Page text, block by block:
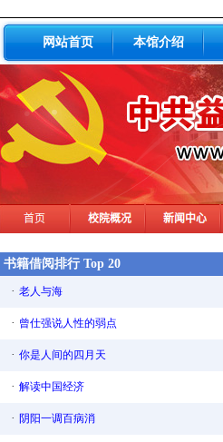
网站首页 本馆介绍
书籍借阅排行 Top 20
· 老人与海
· 曾仕强说人性的弱点
· 你是人间的四月天
· 解读中国经济
· 阴阳一调百病消